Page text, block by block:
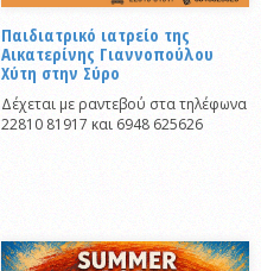
Παιδιατρικό ιατρείο της
Αικατερίνης Γιαννοπούλου
Χύτη στην Σύρο
Δέχεται με ραντεβού στα τηλέφωνα
22810 81917 και 6948 625626